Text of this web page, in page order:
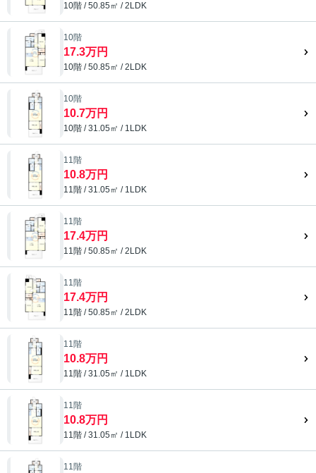
10階 / 50.85㎡ / 2LDK
10階
17.3万円
10階 / 50.85㎡ / 2LDK
10階
10.7万円
10階 / 31.05㎡ / 1LDK
11階
10.8万円
11階 / 31.05㎡ / 1LDK
11階
17.4万円
11階 / 50.85㎡ / 2LDK
11階
17.4万円
11階 / 50.85㎡ / 2LDK
11階
10.8万円
11階 / 31.05㎡ / 1LDK
11階
10.8万円
11階 / 31.05㎡ / 1LDK
11階